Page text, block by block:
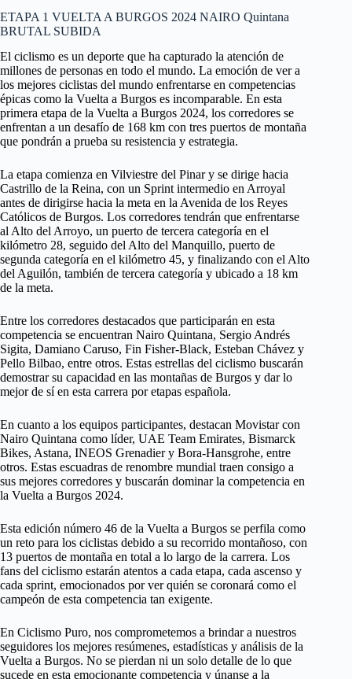
ETAPA 1 VUELTA A BURGOS 2024 NAIRO Quintana
BRUTAL SUBIDA
El ciclismo es un deporte que ha capturado la atención de
millones de personas en todo el mundo. La emoción de ver a
los mejores ciclistas del mundo enfrentarse en competencias
épicas como la Vuelta a Burgos es incomparable. En esta
primera etapa de la Vuelta a Burgos 2024, los corredores se
enfrentan a un desafío de 168 km con tres puertos de montaña
que pondrán a prueba su resistencia y estrategia.
La etapa comienza en Vilviestre del Pinar y se dirige hacia
Castrillo de la Reina, con un Sprint intermedio en Arroyal
antes de dirigirse hacia la meta en la Avenida de los Reyes
Católicos de Burgos. Los corredores tendrán que enfrentarse
al Alto del Arroyo, un puerto de tercera categoría en el
kilómetro 28, seguido del Alto del Manquillo, puerto de
segunda categoría en el kilómetro 45, y finalizando con el Alto
del Aguilón, también de tercera categoría y ubicado a 18 km
de la meta.
Entre los corredores destacados que participarán en esta
competencia se encuentran Nairo Quintana, Sergio Andrés
Sigita, Damiano Caruso, Fin Fisher-Black, Esteban Chávez y
Pello Bilbao, entre otros. Estas estrellas del ciclismo buscarán
demostrar su capacidad en las montañas de Burgos y dar lo
mejor de sí en esta carrera por etapas española.
En cuanto a los equipos participantes, destacan Movistar con
Nairo Quintana como líder, UAE Team Emirates, Bismarck
Bikes, Astana, INEOS Grenadier y Bora-Hansgrohe, entre
otros. Estas escuadras de renombre mundial traen consigo a
sus mejores corredores y buscarán dominar la competencia en
la Vuelta a Burgos 2024.
Esta edición número 46 de la Vuelta a Burgos se perfila como
un reto para los ciclistas debido a su recorrido montañoso, con
13 puertos de montaña en total a lo largo de la carrera. Los
fans del ciclismo estarán atentos a cada etapa, cada ascenso y
cada sprint, emocionados por ver quién se coronará como el
campeón de esta competencia tan exigente.
En Ciclismo Puro, nos comprometemos a brindar a nuestros
seguidores los mejores resúmenes, estadísticas y análisis de la
Vuelta a Burgos. No se pierdan ni un solo detalle de lo que
sucede en esta emocionante competencia y únanse a la